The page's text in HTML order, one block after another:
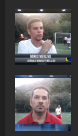
4
5